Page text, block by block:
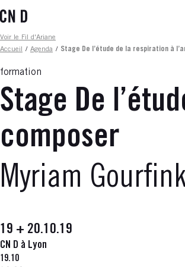
au
principal
Fil d'ariane
Voir le Fil d'Ariane
Accueil
/ Agenda / Stage De l’étude de la respiration à
formation
Stage De
composer
Myriam
19 + 20.10.19
CN D à Lyon
19.10